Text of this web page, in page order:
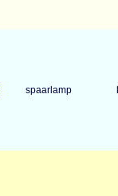
spaarlamp